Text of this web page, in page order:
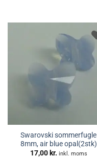
Swarovski sommerfugle
8mm, air blue opal(2stk)
17,00 kr. inkl. moms